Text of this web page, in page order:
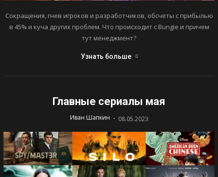
Сокращения, гнев игроков и разработчиков, обсчеты с прибылью
в 45% и куча других проблем. Что происходит с Bungie и причем
тут менеджмент?
Узнать больше
Главные сериалы мая
Иван Шапкин - 08.05.2023